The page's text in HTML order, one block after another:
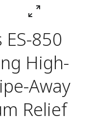
850
High-
Away
Relief